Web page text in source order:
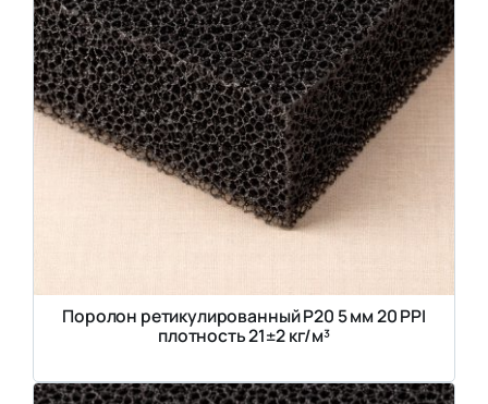
Поролон ретикулированный P20 5 мм 20 PPI
плотность 21±2 кг/м³